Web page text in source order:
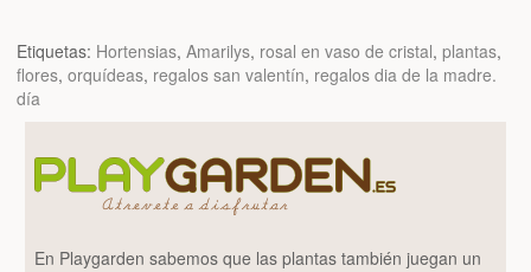
Etiquetas: Hortensias, Amarilys, rosal en vaso de cristal, plantas,
flores, orquídeas, regalos san valentín, regalos dia de la madre.
día
En Playgarden sabemos que las plantas también juegan un